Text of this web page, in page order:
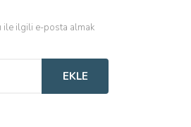
ile ilgili e-posta almak
EKLE